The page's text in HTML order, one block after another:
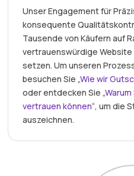
Unser Engagement für
konsequente
Tausende von Käufern auf
vertrauenswürdige
setzen. Um unseren
besuchen Sie „Wie wir
oder entdecken Sie „
vertrauen können“, um die
auszeichnen.